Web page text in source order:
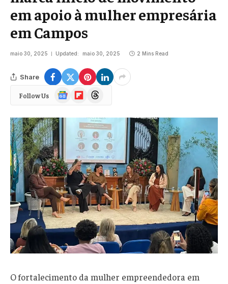
em apoio à mulher empresária
em Campos
maio 30, 2025 Updated: maio 30, 2025 2 Mins Read
Share
Follow Us
GoogleFlipboardThreads
O fortalecimento da mulher empreendedora em